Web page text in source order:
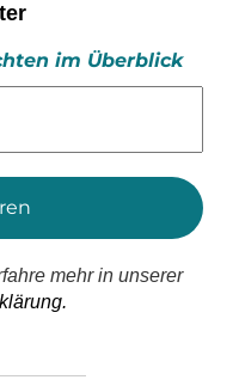
im Überblick
mehr in unserer